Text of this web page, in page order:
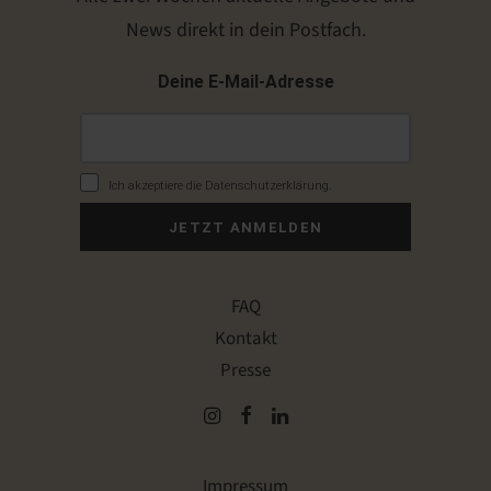
FAQ
Kontakt
Presse
News direkt in dein Postfach.
Deine E-Mail-Adresse
Ich akzeptiere die Datenschutzerklärung.
JETZT ANMELDEN